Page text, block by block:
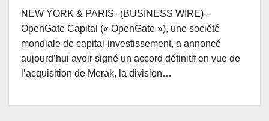
NEW YORK & PARIS--(BUSINESS WIRE)--
OpenGate Capital (« OpenGate »), une société
mondiale de capital-investissement, a annoncé
aujourd’hui avoir signé un accord définitif en vue de
l’acquisition de Merak, la division…